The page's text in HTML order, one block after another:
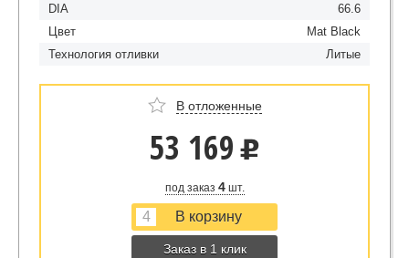
DIA
66.6
Цвет
Mat Black
Технология отливки
Литые
В отложенные
53 169 u
под заказ 4шт.
Заказ в 1 клик